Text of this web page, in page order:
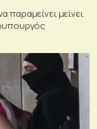
παραμείνει μείνει